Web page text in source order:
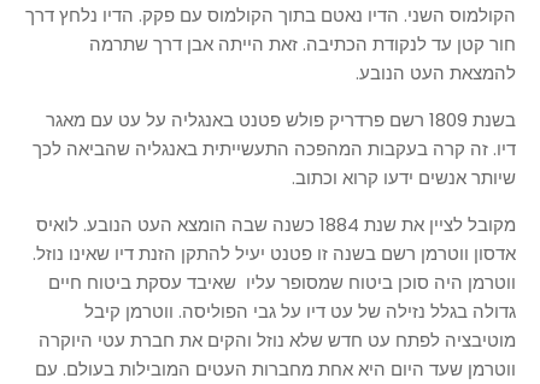
הקולמוס השני. הדיו נאטם בתוך הקולמוס עם פקק. הדיו נלחץ דרך
חור קטן עד לנקודת הכתיבה. זאת הייתה אבן דרך שתרמה
להמצאת העט הנובע.
בשנת 1809 רשם פרדריק פולש פטנט באנגליה על עט עם מאגר
דיו. זה קרה בעקבות המהפכה התעשייתית באנגליה שהביאה לכך
שיותר אנשים ידעו קרוא וכתוב.
מקובל לציין את שנת 1884 כשנה שבה הומצא העט הנובע. לואיס
אדסון ווטרמן רשם בשנה זו פטנט יעיל להתקן הזנת דיו שאינו נוזל.
ווטרמן היה סוכן ביטוח שמסופר עליו שאיבד עסקת ביטוח חיים
גדולה בגלל נזילה של עט דיו על גבי הפוליסה. ווטרמן קיבל
מוטיבציה לפתח עט חדש שלא נוזל והקים את חברת עטי היוקרה
ווטרמן שעד היום היא אחת מחברות העטים המובילות בעולם. עם